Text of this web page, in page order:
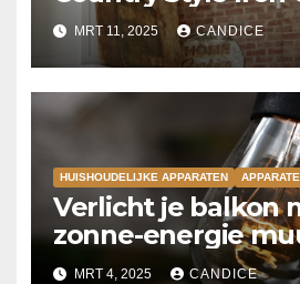
MRT 11, 2025 CANDICE
HUISHOUDELIJKE APPARATEN
Verlicht je balkon
zonne-energie
MRT 4, 2025 CANDICE